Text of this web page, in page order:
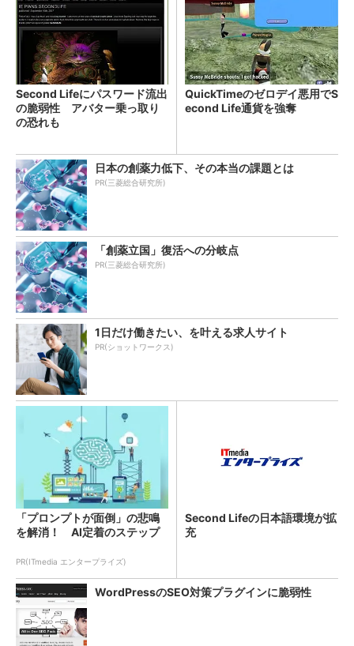
Second Lifeにパスワード流出
の脆弱性 アバター乗っ取り
の恐れも
QuickTimeのゼロデイ悪用でS
econd Life通貨を強奪
日本の創薬力低下、その本当の課題とは
PR(三菱総合研究所)
「創薬立国」復活への分岐点
PR(三菱総合研究所)
1日だけ働きたい、を叶える求人サイト
PR(ショットワークス)
「プロンプトが面倒」の悲鳴
を解消！ AI定着のステップ
PR(ITmedia エンタープライズ)
Second Lifeの日本語環境が拡
充
WordPressのSEO対策プラグインに脆弱性